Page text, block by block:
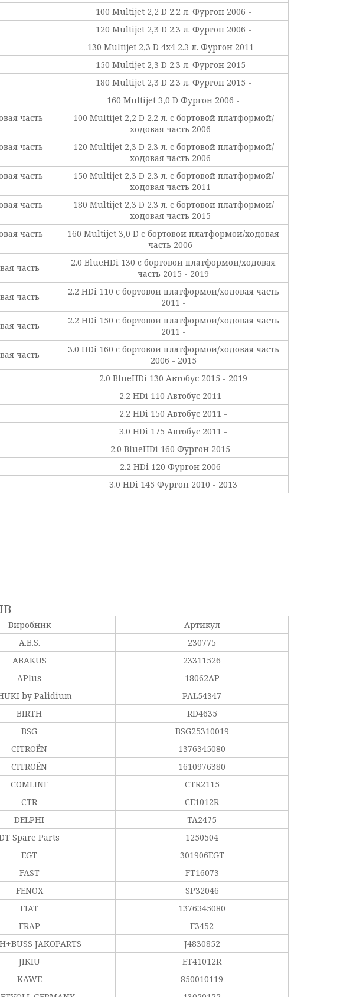
100 Multijet 2,2 D 2.2 л. Фургон 2006 -
120 Multijet 2,3 D 2.3 л. Фургон 2006 -
130 Multijet 2,3 D 4x4 2.3 л. Фургон 2011 -
150 Multijet 2,3 D 2.3 л. Фургон 2015 -
180 Multijet 2,3 D 2.3 л. Фургон 2015 -
160 Multijet 3,0 D Фургон 2006 -
часть
100 Multijet 2,2 D 2.2 л. c бортовой платформой/
ходовая часть 2006 -
часть
120 Multijet 2,3 D 2.3 л. c бортовой платформой/
ходовая часть 2006 -
часть
150 Multijet 2,3 D 2.3 л. c бортовой платформой/
ходовая часть 2011 -
часть
180 Multijet 2,3 D 2.3 л. c бортовой платформой/
ходовая часть 2015 -
часть
160 Multijet 3,0 D c бортовой платформой/ходовая
часть 2006 -
часть
2.0 BlueHDi 130 c бортовой платформой/ходовая
часть 2015 - 2019
часть
2.2 HDi 110 c бортовой платформой/ходовая часть
2011 -
часть
2.2 HDi 150 c бортовой платформой/ходовая часть
2011 -
часть
3.0 HDi 160 c бортовой платформой/ходовая часть
2006 - 2015
2.0 BlueHDi 130 Автобус 2015 - 2019
2.2 HDi 110 Автобус 2011 -
2.2 HDi 150 Автобус 2011 -
3.0 HDi 175 Автобус 2011 -
2.0 BlueHDi 160 Фургон 2015 -
2.2 HDi 120 Фургон 2006 -
3.0 HDi 145 Фургон 2010 - 2013
Виробник
Артикул
A.B.S.
230775
ABAKUS
23311526
APlus
18062AP
by Palidium
PAL54347
BIRTH
RD4635
BSG
BSG25310019
CITROËN
1376345080
CITROËN
1610976380
COMLINE
CTR2115
CTR
CE1012R
DELPHI
TA2475
Spare Parts
1250504
EGT
301906EGT
FAST
FT16073
FENOX
SP32046
FIAT
1376345080
FRAP
F3452
JAKOPARTS
J4830852
JIKIU
ET41012R
KAWE
850010119